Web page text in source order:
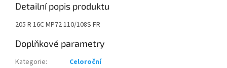
Detailní popis produktu
205 R 16C MP72 110/108S FR
Doplňkové parametry
Kategorie:
Celoroční